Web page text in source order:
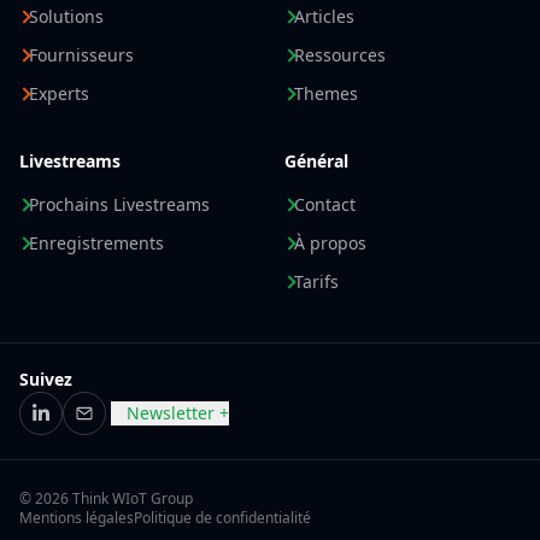
Solutions
Fournisseurs
Experts
Articles
Ressources
Themes
Livestreams
Prochains Livestreams
Enregistrements
Général
Contact
À propos
Tarifs
Suivez
LinkedIn
E-mailNewsletter +
© 2026 Think WIoT Group
Mentions légalesPolitique de confidentialité